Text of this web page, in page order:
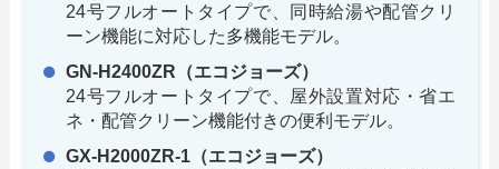
24号フルオートタイプで、同時給湯や配管クリ
ーン機能に対応した多機能モデル。
GN-H2400ZR（エコジョーズ）
24号フルオートタイプで、屋外設置対応・省エ
ネ・配管クリーン機能付きの便利モデル。
GX-H2000ZR-1（エコジョーズ）